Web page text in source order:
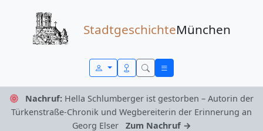
StadtgeschichteMünchen
Nachruf: Hella Schlumberger ist gestorben – Autorin der
Türkenstraße-Chronik und Wegbereiterin der Erinnerung an
Georg Elser
Zum Nachruf →